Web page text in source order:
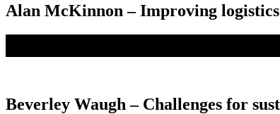
Alan McKinnon – Improving logistics
Beverley Waugh – Challenges for